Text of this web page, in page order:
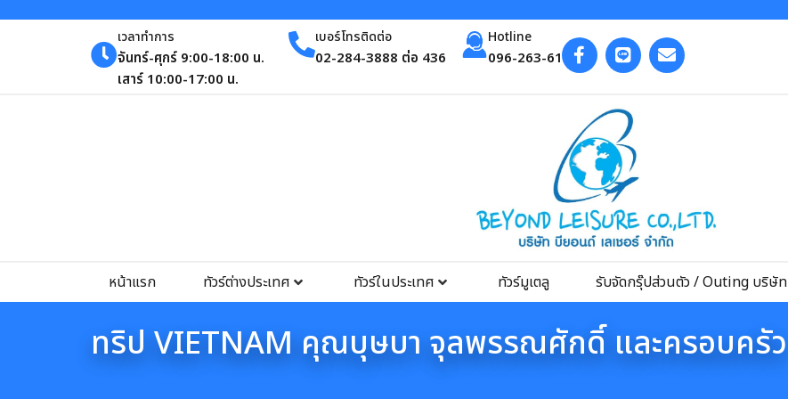
เวลาทำการ
จันทร์-ศุกร์ 9:00-18:00 น.
เสาร์ 10:00-17:00 น.
เบอร์โทรติดต่อ
02-284-3888 ต่อ 436
Hotline
096-263-6193
หน้าแรก ทัวร์ต่างประเทศ ทัวร์ในประเทศ ทัวร์มูเตลู รับจัดกรุ๊ปส่วนตัว / Outing บริษัท
ทริป VIETNAM คุณบุษบา จุลพรรณศักดิ์ และครอบครัว